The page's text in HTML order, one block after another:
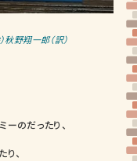
秋野翔一郎（訳）
のだったり、
、